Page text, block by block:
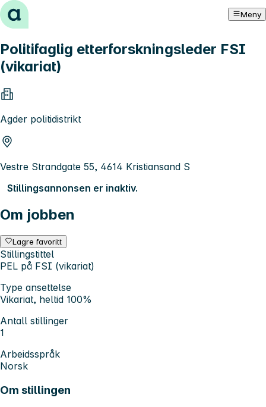
Hopp til innhold Meny
Politifaglig etterforskningsleder FSI
(vikariat)
Agder politidistrikt
Vestre Strandgate 55, 4614 Kristiansand S
Stillingsannonsen er inaktiv.
Om jobben
Lagre favoritt
Stillingstittel
PEL på FSI (vikariat)
Type ansettelse
Vikariat, heltid 100%
Antall stillinger
1
Arbeidsspråk
Norsk
Om stillingen